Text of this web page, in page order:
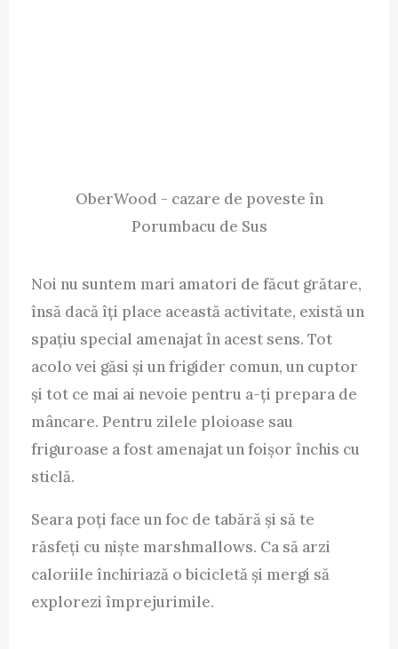
OberWood - cazare de poveste în
Porumbacu de Sus
Noi nu suntem mari amatori de făcut grătare,
însă dacă îți place această activitate, există un
spațiu special amenajat în acest sens. Tot
acolo vei găsi și un frigider comun, un cuptor
și tot ce mai ai nevoie pentru a-ți prepara de
mâncare. Pentru zilele ploioase sau
friguroase a fost amenajat un foișor închis cu
sticlă.
Seara poți face un foc de tabără și să te
răsfeți cu niște marshmallows. Ca să arzi
caloriile închiriază o bicicletă și mergi să
explorezi împrejurimile.